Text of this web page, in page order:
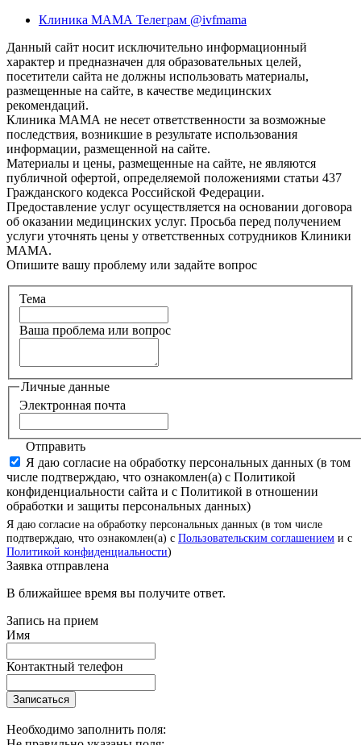
Клиника МАМА Телеграм @ivfmama
Данный сайт носит исключительно информационный
характер и предназначен для образовательных целей,
посетители сайта не должны использовать материалы,
размещенные на сайте, в качестве медицинских
рекомендаций.
Клиника МАМА не несет ответственности за возможные
последствия, возникшие в результате использования
информации, размещенной на сайте.
Материалы и цены, размещенные на сайте, не являются
публичной офертой, определяемой положениями статьи 437
Гражданского кодекса Российской Федерации.
Предоставление услуг осуществляется на основании договора
об оказании медицинских услуг. Просьба перед получением
услуги уточнять цены у ответственных сотрудников Клиники
МАМА.
Опишите вашу проблему или задайте вопрос
Тема
Ваша проблема или вопрос
Личные данные
Электронная почта
Отправить
Я даю согласие на обработку персональных данных (в том
числе подтверждаю, что ознакомлен(а) с Политикой
конфиденциальности сайта и с Политикой в отношении
обработки и защиты персональных данных)
Я даю согласие на обработку персональных данных (в том числе
подтверждаю, что ознакомлен(а) с Пользовательским соглашением и с
Политикой конфиденциальности)
Заявка отправлена
В ближайшее время вы получите ответ.
Запись на прием
Имя
Контактный телефон
Записаться
Необходимо заполнить поля: